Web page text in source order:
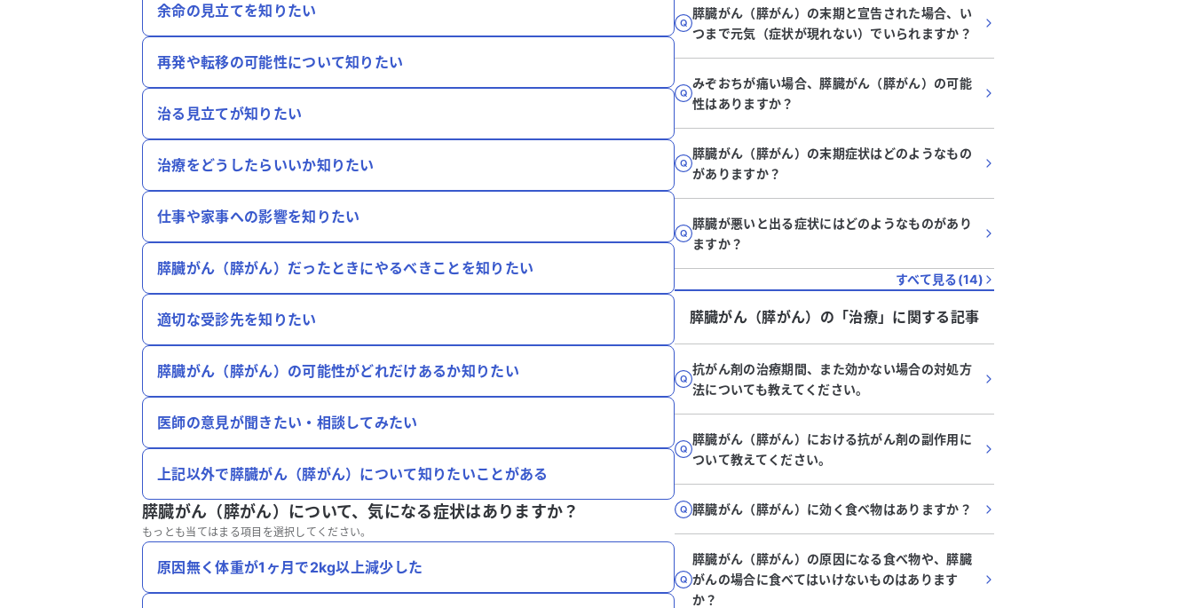
余命の見立てを知りたい
再発や転移の可能性について知りたい
治る見立てが知りたい
治療をどうしたらいいか知りたい
仕事や家事への影響を知りたい
膵臓がん（膵がん）だったときにやるべきことを知りたい
適切な受診先を知りたい
膵臓がん（膵がん）の可能性がどれだけあるか知りたい
医師の意見が聞きたい・相談してみたい
上記以外で膵臓がん（膵がん）について知りたいことがある
膵臓がん（膵がん）について、気になる症状はありますか？
もっとも当てはまる項目を選択してください。
原因無く体重が1ヶ月で2kg以上減少した
膵臓がん（膵がん）の末期と宣告された場合、い
つまで元気（症状が現れない）でいられますか？
みぞおちが痛い場合、膵臓がん（膵がん）の可能
性はありますか？
膵臓がん（膵がん）の末期症状はどのようなもの
がありますか？
膵臓が悪いと出る症状にはどのようなものがあり
ますか？
すべて見る(14)
膵臓がん（膵がん） の「治療」に関する記事
抗がん剤の治療期間、また効かない場合の対処方
法についても教えてください。
膵臓がん（膵がん）における抗がん剤の副作用に
ついて教えてください。
膵臓がん（膵がん）に効く食べ物はありますか？
膵臓がん（膵がん）の原因になる食べ物や、膵臓
がんの場合に食べてはいけないものはあります
か？